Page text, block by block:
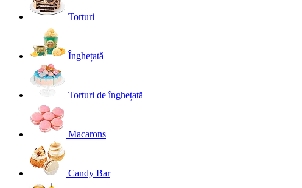
Torturi
Înghețată
Torturi de înghețată
Macarons
Candy Bar